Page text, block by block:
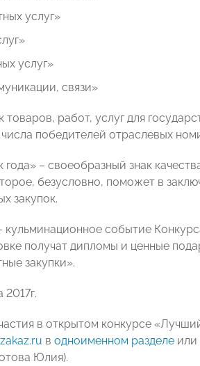
услуг»
услуг»
связи»
работ, услуг для
победителей отраслевых
– своеобразный знак
безусловно, поможет в
закупок.
событие
получат дипломы и ценные
закупки».
в открытом конкурсе
в одноименном разделе или
Юлия).